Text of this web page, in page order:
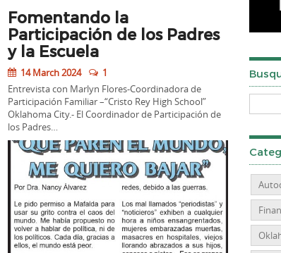
Fomentando la
Participación de los Padres
y la Escuela
14 March 2024
1
Entrevista con Marlyn Flores-Coordinadora de
Participación Familiar –“Cristo Rey High School”
Oklahoma City.- El Coordinador de Participación de
los Padres…